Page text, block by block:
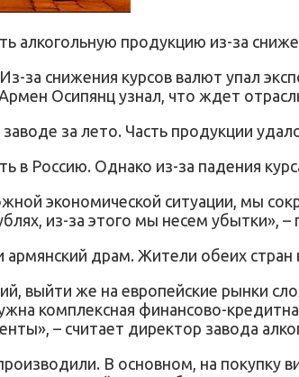
алкогольную продукцию из-за
за снижения курсов валют упал
Осипянц узнал, что ждет
за лето. Часть продукции
в Россию. Однако из-за падения
экономической ситуации, мы
из-за этого мы несем убытки»,
армянский драм. Жители обеих
выйти же на европейские рынки
комплексная финансово-
– считает директор завода
В основном, на покупку